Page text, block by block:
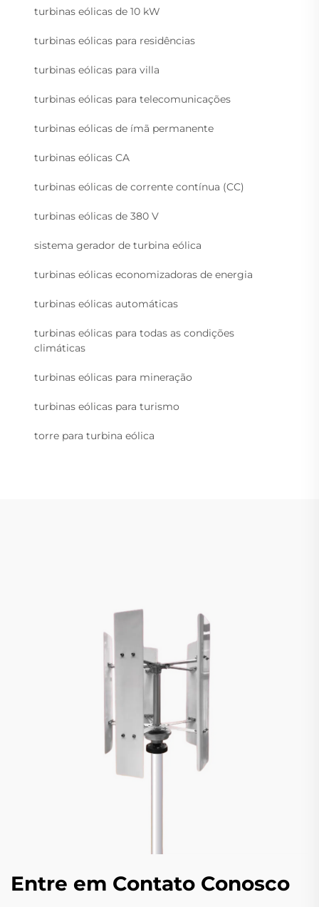
turbinas eólicas de 10 kW
turbinas eólicas para residências
turbinas eólicas para villa
turbinas eólicas para telecomunicações
turbinas eólicas de ímã permanente
turbinas eólicas CA
turbinas eólicas de corrente contínua (CC)
turbinas eólicas de 380 V
sistema gerador de turbina eólica
turbinas eólicas economizadoras de energia
turbinas eólicas automáticas
turbinas eólicas para todas as condições
climáticas
turbinas eólicas para mineração
turbinas eólicas para turismo
torre para turbina eólica
Entre em Contato Conosco